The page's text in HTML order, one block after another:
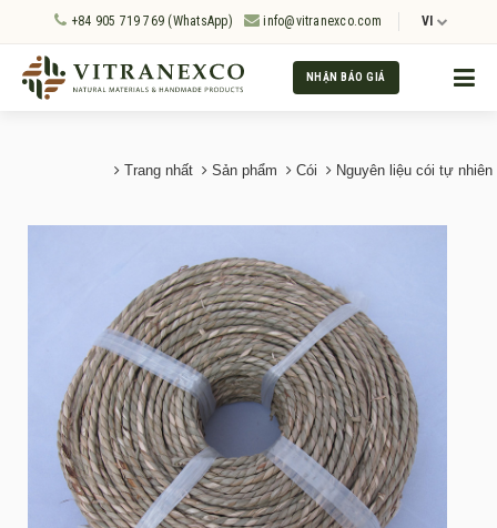
+84 905 719 769 (WhatsApp) info@vitranexco.com VI
NHẬN BÁO GIÁ
Trang nhất Sản phẩm Cói Nguyên liệu cói tự nhiên